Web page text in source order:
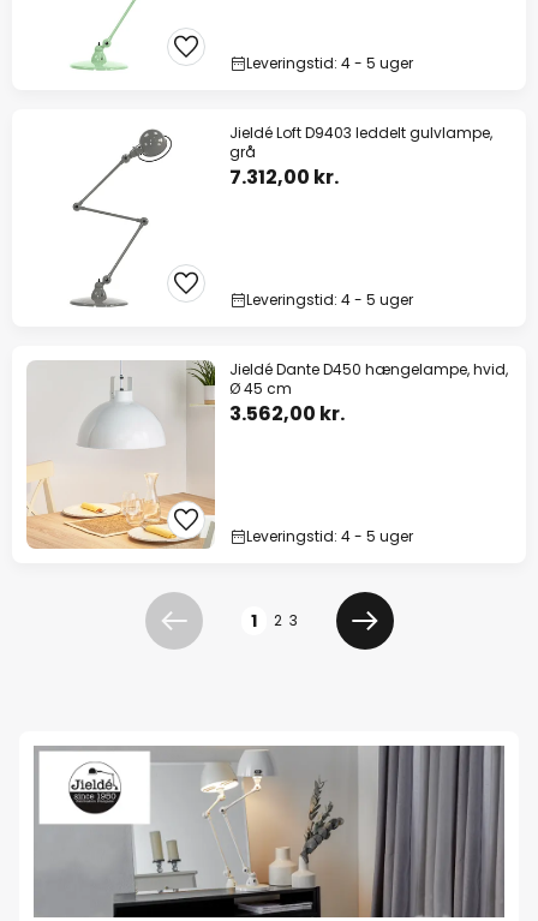
Leveringstid: 4 - 5 uger
Jieldé Loft D9403 leddelt gulvlampe,
grå
7.312,00 kr.
Leveringstid: 4 - 5 uger
Jieldé Dante D450 hængelampe, hvid,
Ø 45 cm
3.562,00 kr.
Leveringstid: 4 - 5 uger
Forrige 1 2 3
Næste